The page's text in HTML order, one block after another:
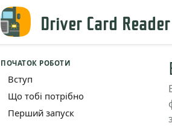
Driver Card Reader
ПОЧАТОК РОБОТИ
Вступ
Що тобі потрібно
Перший запуск